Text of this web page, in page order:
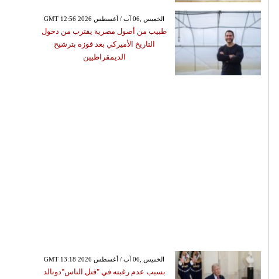
GMT 12:56 2026 الخميس ,06 آب / أغسطس
طبيب من أصول مصرية يقترب من دخول
التاريخ الأميركي بعد فوزه بترشيح
الديمقراطيين
GMT 13:18 2026 الخميس ,06 آب / أغسطس
بسبب عدم رغبته في "قتل الناس"دونالد